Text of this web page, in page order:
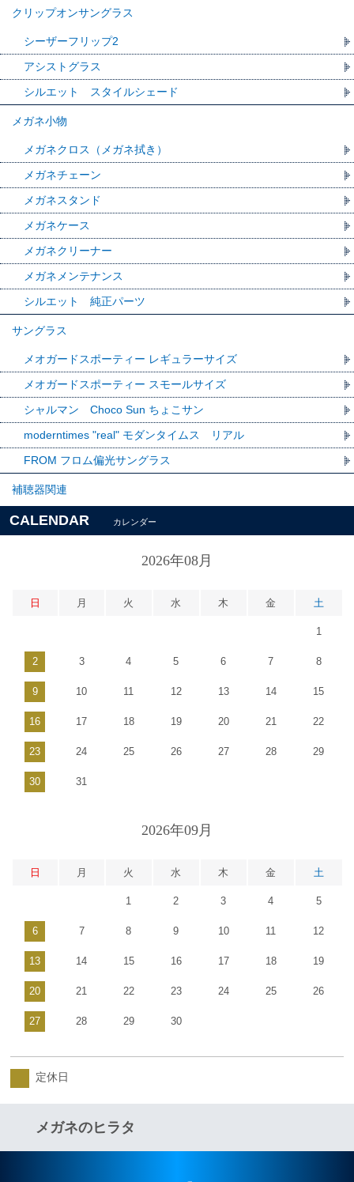
クリップオンサングラス
シーザーフリップ2
アシストグラス
シルエット スタイルシェード
メガネ小物
メガネクロス（メガネ拭き）
メガネチェーン
メガネスタンド
メガネケース
メガネクリーナー
メガネメンテナンス
シルエット 純正パーツ
サングラス
メオガードスポーティー レギュラーサイズ
メオガードスポーティー スモールサイズ
シャルマン Choco Sun ちょこサン
moderntimes "real" モダンタイムス リアル
FROM フロム偏光サングラス
補聴器関連
CALENDAR カレンダー
2026年08月
日 月 火 水 木 金 土
1
2 3 4 5 6 7 8
9 10 11 12 13 14 15
16 17 18 19 20 21 22
23 24 25 26 27 28 29
30 31
2026年09月
日 月 火 水 木 金 土
1 2 3 4 5
6 7 8 9 10 11 12
13 14 15 16 17 18 19
20 21 22 23 24 25 26
27 28 29 30
定休日
メガネのヒラタ